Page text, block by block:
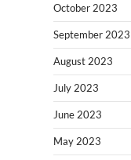
October 2023
September 2023
August 2023
July 2023
June 2023
May 2023